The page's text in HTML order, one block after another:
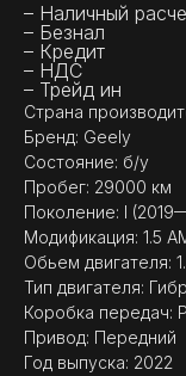
– Наличный
– Безнал
– Кредит
– НДС
– Трейд ин
Страна
Бренд: Geely
Состояние: б/у
Пробег: 29000 км
Поколение: I
Модификация: 1.5
Обьем двигателя:
Тип двигателя:
Коробка передач:
Привод: Передний
Год выпуска: 2022